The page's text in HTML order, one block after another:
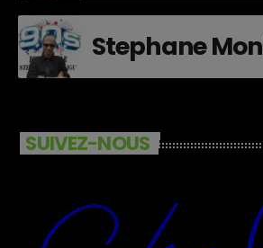
Stephane
SUIVEZ-NOUS